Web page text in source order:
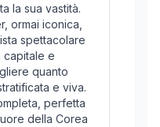
la sua vastità.
ormai iconica,
spettacolare
capitale e
quanto
e viva.
perfetta
della Corea